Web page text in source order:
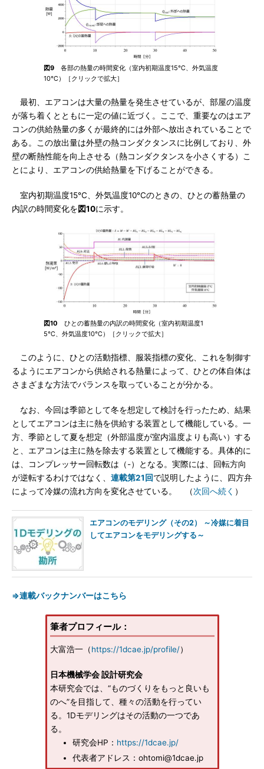
図9 各部の熱量の時間変化（室内初期温度15℃、外気温度
10℃）［クリックで拡大］
最初、エアコンは大量の熱量を発生させているが、部屋の温度
が落ち着くとともに一定の値に近づく。ここで、重要なのはエア
コンの供給熱量の多くが最終的には外部へ放出されていることで
ある。この放出量は外壁の熱コンダクタンスに比例しており、外
壁の断熱性能を向上させる（熱コンダクタンスを小さくする）こ
とにより、エアコンの供給熱量を下げることができる。
室内初期温度15℃、外気温度10℃のときの、ひとの蓄熱量の
内訳の時間変化を図10に示す。
図10 ひとの蓄熱量の内訳の時間変化（室内初期温度1
5℃、外気温度10℃）［クリックで拡大］
このように、ひとの活動指標、服装指標の変化、これを制御す
るようにエアコンから供給される熱量によって、ひとの体自体は
さまざまな方法でバランスを取っていることが分かる。
なお、今回は季節として冬を想定して検討を行ったため、結果
としてエアコンは主に熱を供給する装置として機能している。一
方、季節として夏を想定（外部温度が室内温度よりも高い）する
と、エアコンは主に熱を除去する装置として機能する。具体的に
は、コンプレッサー回転数は（-）となる。実際には、回転方向
が逆転するわけではなく、 連載第21回で説明したように、四方弁
によって冷媒の流れ方向を変化させている。 （次回へ続く ）
エアコンのモデリング（その2） ～冷媒に着目
してエアコンをモデリングする～
⇒連載バックナンバーはこちら
筆者プロフィール：
大富浩一（https://1dcae.jp/profile/）
日本機械学会 設計研究会
本研究会では、“ものづくりをもっと良いも
のへ”を目指して、種々の活動を行ってい
る。1Dモデリングはその活動の一つであ
る。
研究会HP： https://1dcae.jp/
代表者アドレス：ohtomi@1dcae.jp